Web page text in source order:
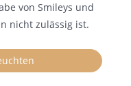
von Smileys und
nicht zulässig ist.